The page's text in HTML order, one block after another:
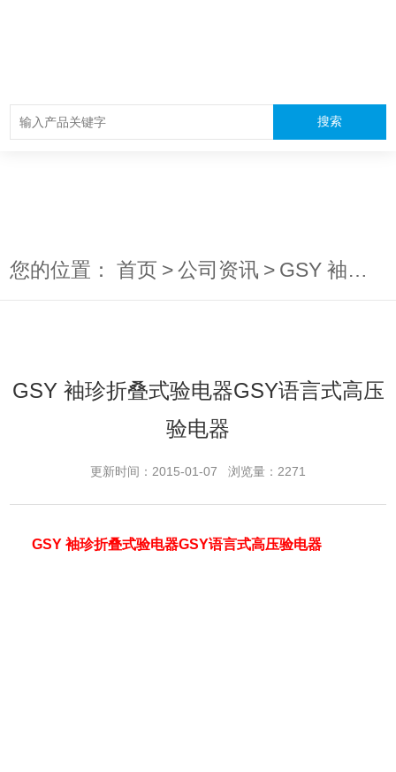
您的位置：首页 > 公司资讯 > GSY 袖珍折叠式验电器GSY语言式高压验电器
GSY 袖珍折叠式验电器GSY语言式高压
验电器
更新时间：2015-01-07 浏览量：2271
GSY 袖珍折叠式验电器GSY语言式高压验电器